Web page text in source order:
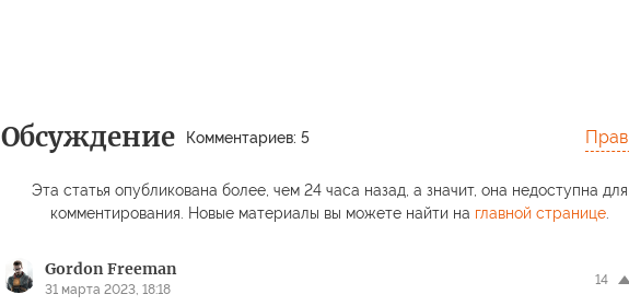
Обсуждение Комментариев: 5
Эта статья опубликована более, чем 24 часа назад, а значит, она недоступна для
комментирования. Новые материалы вы можете найти на главной странице.
Gordon Freeman
31 марта 2023, 18:18
14